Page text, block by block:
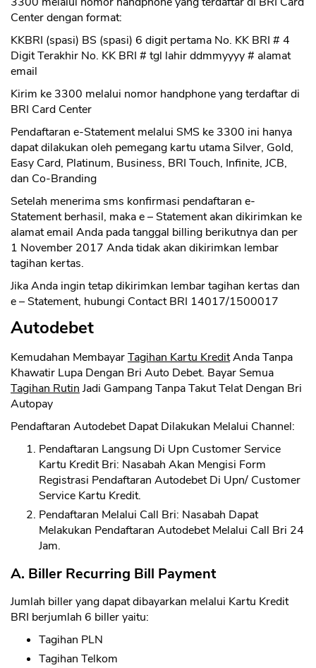
Center dengan format:
KKBRI (spasi) BS (spasi) 6 digit pertama No. KK BRI # 4
Digit Terakhir No. KK BRI # tgl lahir ddmmyyyy # alamat
email
Kirim ke 3300 melalui nomor handphone yang terdaftar di
BRI Card Center
Pendaftaran e-Statement melalui SMS ke 3300 ini hanya
dapat dilakukan oleh pemegang kartu utama Silver, Gold,
Easy Card, Platinum, Business, BRI Touch, Infinite, JCB,
dan Co-Branding
Setelah menerima sms konfirmasi pendaftaran e-
Statement berhasil, maka e – Statement akan dikirimkan ke
alamat email Anda pada tanggal billing berikutnya dan per
1 November 2017 Anda tidak akan dikirimkan lembar
tagihan kertas.
Jika Anda ingin tetap dikirimkan lembar tagihan kertas dan
e – Statement, hubungi Contact BRI 14017/1500017
Autodebet
Kemudahan MembayarTagihan Kartu KreditAnda Tanpa
Khawatir Lupa Dengan Bri Auto Debet. Bayar Semua
Tagihan Rutin Jadi Gampang Tanpa Takut Telat Dengan Bri
Autopay
Pendaftaran Autodebet Dapat Dilakukan Melalui Channel:
Pendaftaran Langsung Di Upn Customer Service
Kartu Kredit Bri: Nasabah Akan Mengisi Form
Registrasi Pendaftaran Autodebet Di Upn/ Customer
Service Kartu Kredit.
Pendaftaran Melalui Call Bri: Nasabah Dapat
Melakukan Pendaftaran Autodebet Melalui Call Bri 24
Jam.
A. Biller Recurring Bill Payment
Jumlah biller yang dapat dibayarkan melalui Kartu Kredit
BRI berjumlah 6 biller yaitu:
Tagihan PLN
Tagihan Telkom